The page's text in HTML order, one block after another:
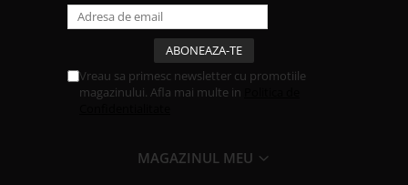
Vreau sa primesc newsletter cu promotiile
magazinului. Afla mai multe in
MAGAZINUL MEU